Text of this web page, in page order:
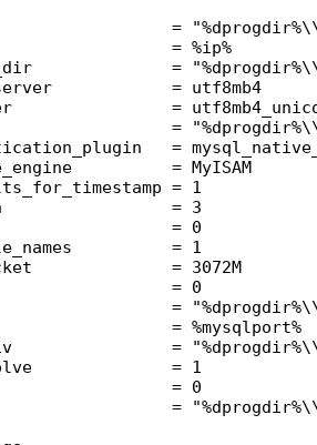
=
= %ip%
=
= utf8mb4
=
=
=
= MyISAM
= 1
= 3
= 0
= 1
= 3072M
= 0
=
= %mysqlport%
=
= 1
= 0
=